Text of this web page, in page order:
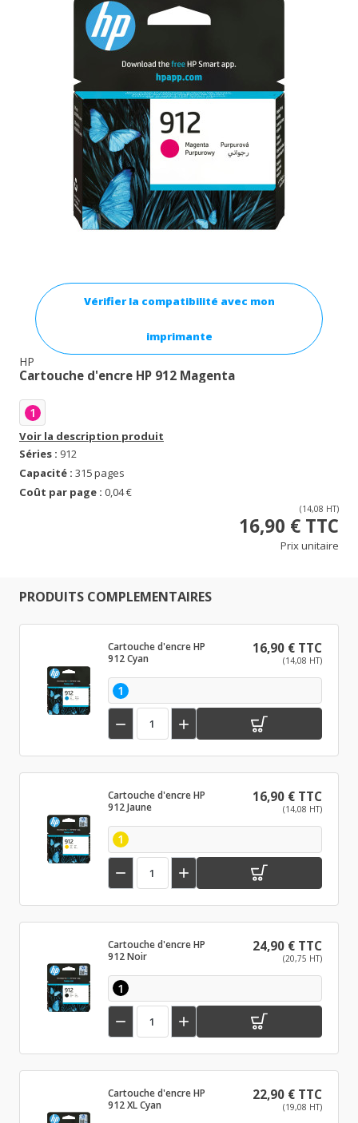
Vérifier la compatibilité avec mon
imprimante
HP
Cartouche d'encre HP 912 Magenta
1
Voir la description produit
Séries : 912
Capacité : 315 pages
Coût par page : 0,04 €
(14,08 HT)
16,90 € TTC
Prix unitaire
PRODUITS COMPLEMENTAIRES
Cartouche d'encre HP
912 Cyan
16,90 € TTC
(14,08 HT)
1
 
Cartouche d'encre HP
912 Jaune
16,90 € TTC
(14,08 HT)
1
 
Cartouche d'encre HP
912 Noir
24,90 € TTC
(20,75 HT)
1
 
Cartouche d'encre HP
912 XL Cyan
22,90 € TTC
(19,08 HT)